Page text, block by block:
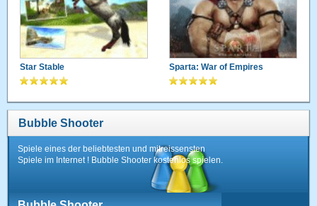
Star Stable Sparta: War of Empires
Bubble Shooter
Spiele eines der beliebtesten und mitreissensten
Spiele im Internet ! Bubble Shooter kostenlos spielen.